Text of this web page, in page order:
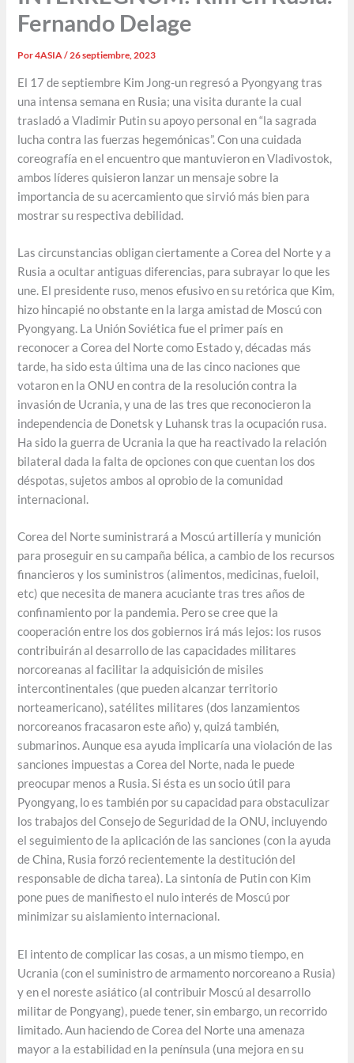
Fernando Delage
Por4ASIA/26 septiembre, 2023
El 17 de septiembre Kim Jong-un regresó a Pyongyang tras
una intensa semana en Rusia; una visita durante la cual
trasladó a Vladimir Putin su apoyo personal en “la sagrada
lucha contra las fuerzas hegemónicas”. Con una cuidada
coreografía en el encuentro que mantuvieron en Vladivostok,
ambos líderes quisieron lanzar un mensaje sobre la
importancia de su acercamiento que sirvió más bien para
mostrar su respectiva debilidad.
Las circunstancias obligan ciertamente a Corea del Norte y a
Rusia a ocultar antiguas diferencias, para subrayar lo que les
une. El presidente ruso, menos efusivo en su retórica que Kim,
hizo hincapié no obstante en la larga amistad de Moscú con
Pyongyang. La Unión Soviética fue el primer país en
reconocer a Corea del Norte como Estado y, décadas más
tarde, ha sido esta última una de las cinco naciones que
votaron en la ONU en contra de la resolución contra la
invasión de Ucrania, y una de las tres que reconocieron la
independencia de Donetsk y Luhansk tras la ocupación rusa.
Ha sido la guerra de Ucrania la que ha reactivado la relación
bilateral dada la falta de opciones con que cuentan los dos
déspotas, sujetos ambos al oprobio de la comunidad
internacional.
Corea del Norte suministrará a Moscú artillería y munición
para proseguir en su campaña bélica, a cambio de los recursos
financieros y los suministros (alimentos, medicinas, fueloil,
etc) que necesita de manera acuciante tras tres años de
confinamiento por la pandemia. Pero se cree que la
cooperación entre los dos gobiernos irá más lejos: los rusos
contribuirán al desarrollo de las capacidades militares
norcoreanas al facilitar la adquisición de misiles
intercontinentales (que pueden alcanzar territorio
norteamericano), satélites militares (dos lanzamientos
norcoreanos fracasaron este año) y, quizá también,
submarinos. Aunque esa ayuda implicaría una violación de las
sanciones impuestas a Corea del Norte, nada le puede
preocupar menos a Rusia. Si ésta es un socio útil para
Pyongyang, lo es también por su capacidad para obstaculizar
los trabajos del Consejo de Seguridad de la ONU, incluyendo
el seguimiento de la aplicación de las sanciones (con la ayuda
de China, Rusia forzó recientemente la destitución del
responsable de dicha tarea). La sintonía de Putin con Kim
pone pues de manifiesto el nulo interés de Moscú por
minimizar su aislamiento internacional.
El intento de complicar las cosas, a un mismo tiempo, en
Ucrania (con el suministro de armamento norcoreano a Rusia)
y en el noreste asiático (al contribuir Moscú al desarrollo
militar de Pongyang), puede tener, sin embargo, un recorrido
limitado. Aun haciendo de Corea del Norte una amenaza
mayor a la estabilidad en la península (una mejora en su